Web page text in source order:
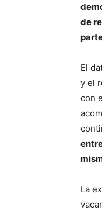
de
El
y el
con
La